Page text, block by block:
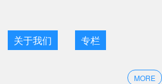
关于我们 专栏
MORE